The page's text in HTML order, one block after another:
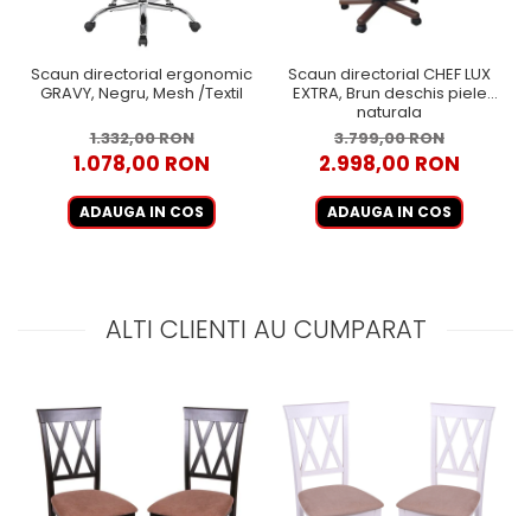
Scaun directorial ergonomic
GRAVY, Negru, Mesh /Textil
1.332,00 RON
1.078,00 RON
ADAUGA IN COS
Scaun directorial CHEF LUX
EXTRA, Brun deschis piele
naturala
3.799,00 RON
2.998,00 RON
ADAUGA IN COS
ALTI CLIENTI AU CUMPARAT